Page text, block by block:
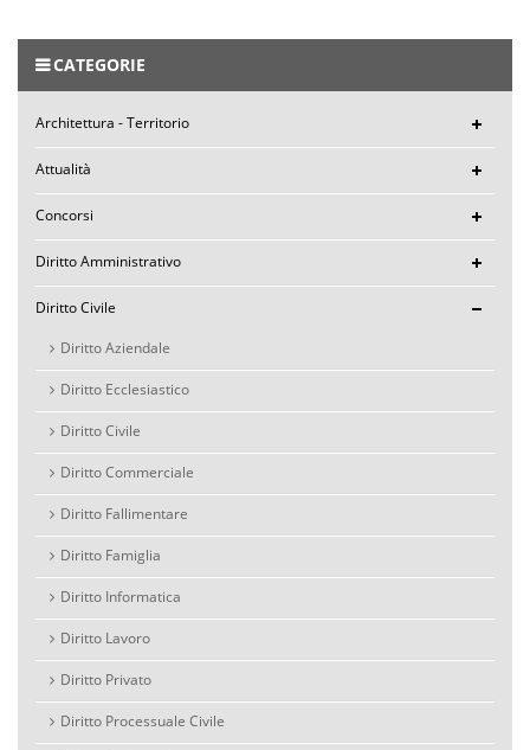
CATEGORIE
Architettura - Territorio
Attualità
Concorsi
Diritto Amministrativo
Diritto Civile
Diritto Aziendale
Diritto Ecclesiastico
Diritto Civile
Diritto Commerciale
Diritto Fallimentare
Diritto Famiglia
Diritto Informatica
Diritto Lavoro
Diritto Privato
Diritto Processuale Civile